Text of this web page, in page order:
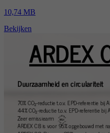
10,74 MB
Bekijken